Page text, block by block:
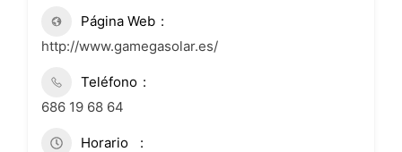
Página Web
http://www.gamegasolar.es/
Teléfono
686 19 68 64
Horario